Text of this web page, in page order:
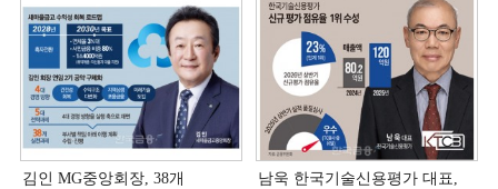
김인 MG중앙회장, 38개
남욱 한국기술신용평가 대표,